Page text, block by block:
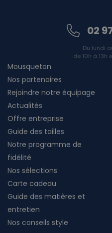
02
Du lundi
de 10h à 13h
Mousqueton
Nos partenaires
Rejoindre notre équipage
Actualités
Offre entreprise
Guide des tailles
Notre programme de
fidélité
Nos sélections
Carte cadeau
Guide des matières et
entretien
Nos conseils style